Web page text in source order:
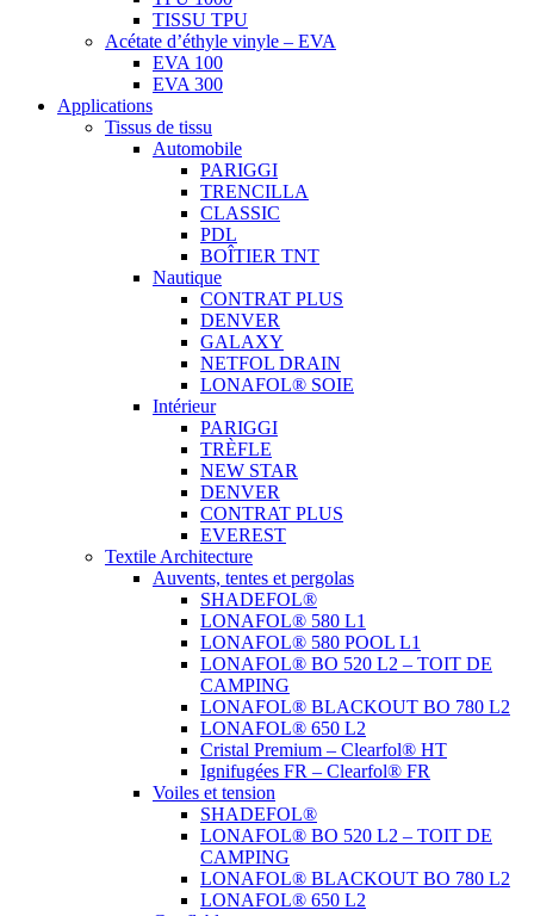
TISSU TPU
Acétate d’éthyle vinyle – EVA
EVA 100
EVA 300
Applications
Tissus de tissu
Automobile
PARIGGI
TRENCILLA
CLASSIC
PDL
BOÎTIER TNT
Nautique
CONTRAT PLUS
DENVER
GALAXY
NETFOL DRAIN
LONAFOL® SOIE
Intérieur
PARIGGI
TRÈFLE
NEW STAR
DENVER
CONTRAT PLUS
EVEREST
Textile Architecture
Auvents, tentes et pergolas
SHADEFOL®
LONAFOL® 580 L1
LONAFOL® 580 POOL L1
LONAFOL® BO 520 L2 – TOIT DE
CAMPING
LONAFOL® BLACKOUT BO 780 L2
LONAFOL® 650 L2
Cristal Premium – Clearfol® HT
Ignifugées FR – Clearfol® FR
Voiles et tension
SHADEFOL®
LONAFOL® BO 520 L2 – TOIT DE
CAMPING
LONAFOL® BLACKOUT BO 780 L2
LONAFOL® 650 L2